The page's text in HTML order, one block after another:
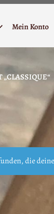
Mein Konto
die